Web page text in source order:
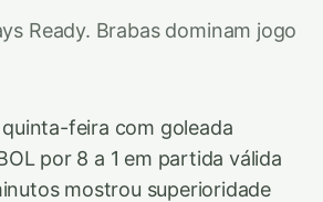
Ready. Brabas dominam jogo
feira com goleada
por 8 a 1 em partida válida
mostrou superioridade